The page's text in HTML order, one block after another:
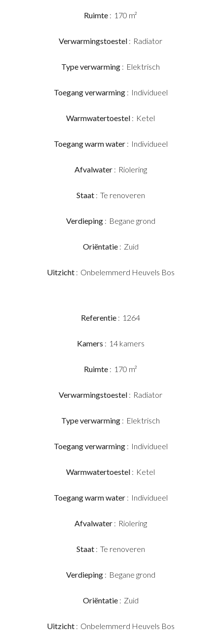
Ruimte 170 m²
Verwarmingstoestel Radiator
Type verwarming Elektrisch
Toegang verwarming Individueel
Warmwatertoestel Ketel
Toegang warm water Individueel
Afvalwater Riolering
Staat Te renoveren
Verdieping Begane grond
Oriëntatie Zuid
Uitzicht Onbelemmerd Heuvels Bos
Referentie 1264
Kamers 14 kamers
Ruimte 170 m²
Verwarmingstoestel Radiator
Type verwarming Elektrisch
Toegang verwarming Individueel
Warmwatertoestel Ketel
Toegang warm water Individueel
Afvalwater Riolering
Staat Te renoveren
Verdieping Begane grond
Oriëntatie Zuid
Uitzicht Onbelemmerd Heuvels Bos